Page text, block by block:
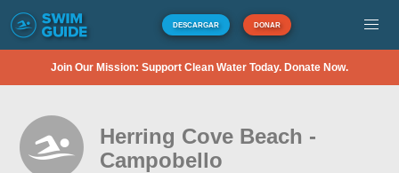
DESCARGAR DONAR
Join Our Mission: Support Clean Water Today. Donate Now.
Herring Cove Beach -
Campobello